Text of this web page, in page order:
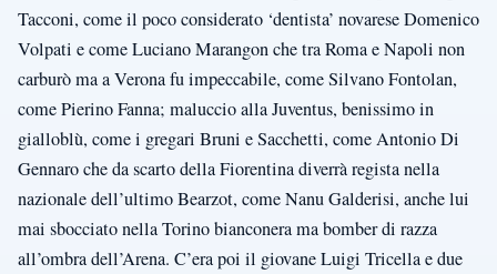
Tacconi, come il poco considerato ‘dentista’ novarese Domenico
Volpati e come Luciano Marangon che tra Roma e Napoli non
carburò ma a Verona fu impeccabile, come Silvano Fontolan,
come Pierino Fanna; maluccio alla Juventus, benissimo in
gialloblù, come i gregari Bruni e Sacchetti, come Antonio Di
Gennaro che da scarto della Fiorentina diverrà regista nella
nazionale dell’ultimo Bearzot, come Nanu Galderisi, anche lui
mai sbocciato nella Torino bianconera ma bomber di razza
all’ombra dell’Arena. C’era poi il giovane Luigi Tricella e due